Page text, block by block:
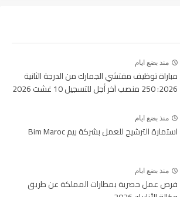
منذ بضع ايام
مباراة توظيف مفتشي الجمارك من الدرجة الثانية
2026: 250 منصب آخر أجل للتسجيل 10 غشت 2026
منذ بضع ايام
استمارة الترشيح للعمل بشركة بيم Bim Maroc
منذ بضع ايام
فرص عمل حصرية بمطارات المملكة عن طريق